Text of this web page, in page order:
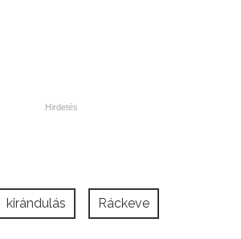
kirándulás Ráckeve